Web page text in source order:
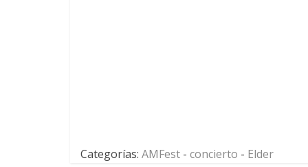
Categorías: AMFest - concierto - Elder